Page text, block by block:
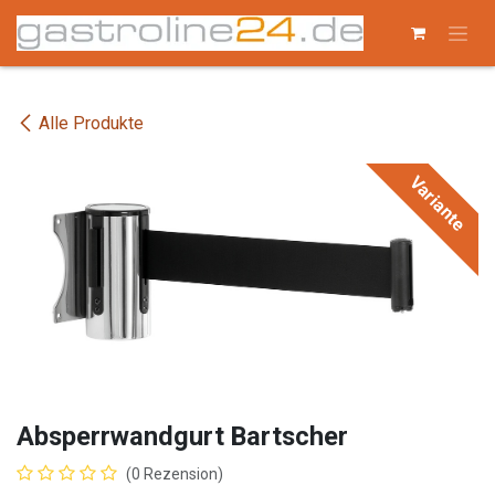
Zum Inhalt springen
Alle Produkte
Variante
Absperrwandgurt Bartscher
(0 Rezension)